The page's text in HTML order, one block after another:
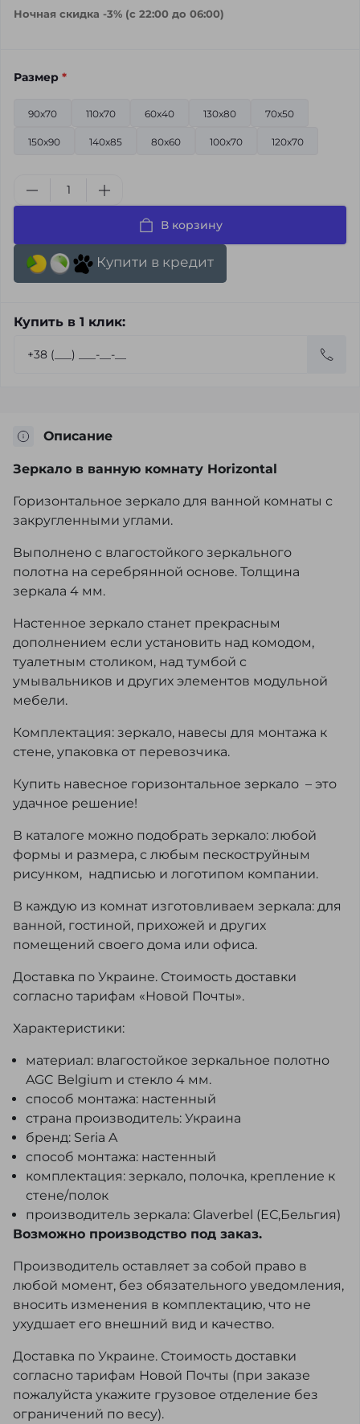
Ночная скидка -3% (с 22:00 до 06:00)
Размер *
90x70 110x70 60х40 130x80 70x50
150x90 140x85 80x60 100х70 120х70
В корзину
Купити в кредит
Купить в 1 клик:
Описание
Зеркало в ванную комнату Horizontal
Горизонтальное зеркало для ванной комнаты с
закругленными углами.
Выполнено с влагостойкого зеркального
полотна на серебрянной основе. Толщина
зеркала 4 мм.
Настенное зеркало станет прекрасным
дополнением если установить над комодом,
туалетным столиком, над тумбой с
умывальников и других элементов модульной
мебели.
Комплектация: зеркало, навесы для монтажа к
стене, упаковка от перевозчика.
Купить навесное горизонтальное зеркало – это
удачное решение!
В каталоге можно подобрать зеркало: любой
формы и размера, с любым пескоструйным
рисунком, надписью и логотипом компании.
В каждую из комнат изготовливаем зеркала: для
ванной, гостиной, прихожей и других
помещений своего дома или офиса.
Доставка по Украине. Стоимость доставки
согласно тарифам «Новой Почты».
Характеристики:
материал: влагостойкое зеркальное полотно
AGC Belgium и стекло 4 мм.
способ монтажа: настенный
страна производитель: Украина
бренд: Seria A
способ монтажа: настенный
комплектация: зеркало, полочка, крепление к
стене/полок
производитель зеркала: Glaverbel (ЕС,Бельгия)
Возможно производство под заказ.
Производитель оставляет за собой право в
любой момент, без обязательного уведомления,
вносить изменения в комплектацию, что не
ухудшает его внешний вид и качество.
Доставка по Украине. Стоимость доставки
согласно тарифам Новой Почты (при заказе
пожалуйста укажите грузовое отделение без
ограничений по весу).